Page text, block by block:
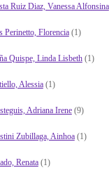
Ruiz Diaz, Vanessa Alfonsina
Perinetto, Florencia(1)
Quispe, Linda Lisbeth(1)
Alessia(1)
Adriana Irene(9)
Zubillaga, Ainhoa(1)
Renata(1)